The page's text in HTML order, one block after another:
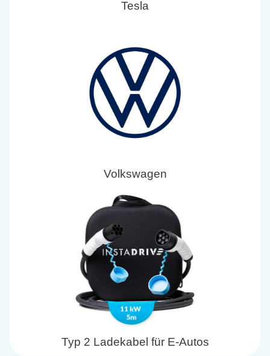
Tesla
Volkswagen
Typ 2 Ladekabel für E-Autos